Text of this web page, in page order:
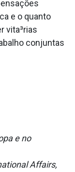
e o quanto
vita³rias
conjuntas
e no
Affairs,